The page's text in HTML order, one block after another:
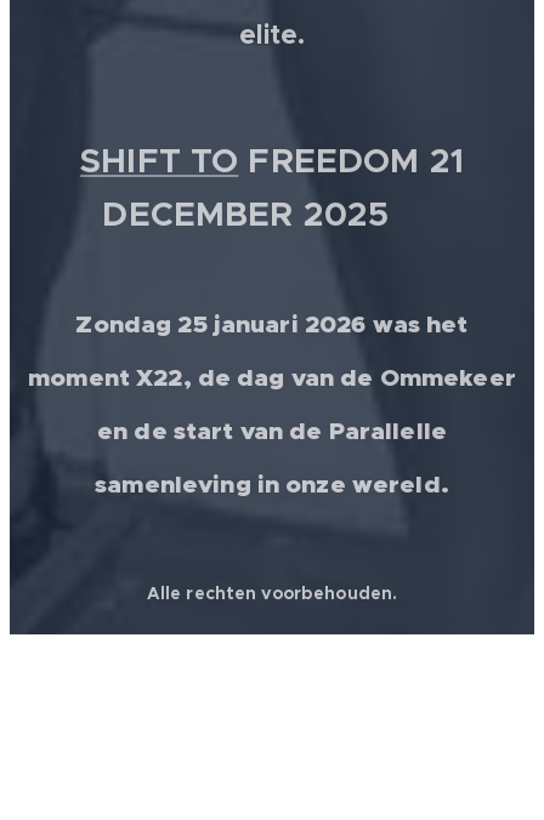
elite.
SHIFT TO FREEDOM 21
DECEMBER 2025 💫
Zondag 25 januari 2026 was het
moment X22, de dag van de Ommekeer
en de start van de Parallelle
samenleving in onze wereld.
Alle rechten voorbehouden.